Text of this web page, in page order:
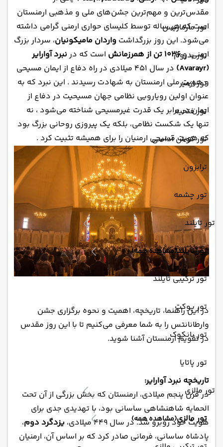
تور مارماریس
تور بدروم
تور ازمیر
تور فتحیه
تور کوش آداسی
ترابزون
تور چشمه
تور تایلند
تور تایلند(مشاهده همه)
تور ترکیبی تایلند
تور پوکت
تور بانکوک
تور پاتایا
تور مالزی
تور مالزی(مشاهده همه)
مقدس‌ترین و مهم‌ترین جشن‌های ملی و مذهبی ارمنستان
است که هر ساله توسط کلیسای حواری ارمنی گرامی داشته
می‌شود. این روز بزرگداشت واردان مامیکونیان، سردار بزرگ
ارمنی، و۱۰۳۶ تن از همرزمانش است که درنبرد آوارایر
(Avarayr)
در سال ۴۵۱ میلادی در راه دفاع از ایمان مسیحی
و هویت ملی ارمنستان به شهادت رسیدند . این نبرد که به
عنوان اولین رویارویی نظامی جهان مسیحیت در دفاع از
ایمان در برابر یک قدرت غیرمسیحی شناخته می‌شود ، نه
تنها یک شکست نظامی، بلکه یک پیروزی روحانی بزرگ بود
که هویت مسیحی ارمنیان را برای همیشه تثبیت کرد .
در این راهنما، تاریخچه، اهمیت و نحوه برگزاری جشن
وارطانانتس را به شما معرفی می‌کنیم تا با این روز مقدس
در تقویم ارمنستان آشنا شوید.
تاریخچه نبرد آوارایر:
در قرن پنجم میلادی، ارمنستان که بخش بزرگی از آن تحت
الحمایه شاهنشاهی ساسانی بود، با تهدیدی جدی برای
هویت خود روبرو شد. در سال ۴۴۹ میلادی،
یزدگرد دوم،
پادشاه ساسانی، فرمانی صادر کرد که بر اساس آن، ارمنیان